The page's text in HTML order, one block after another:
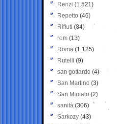
Renzi (1.521)
Repetto (46)
Rifiuti (84)
rom (13)
Roma (1.125)
Rutelli (9)
san gottardo (4)
San Martino (3)
San Miniato (2)
sanità (306)
Sarkozy (43)